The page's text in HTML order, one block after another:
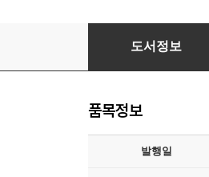
섹시한 슬라임이 되고
도서정보
품목정보
발행일